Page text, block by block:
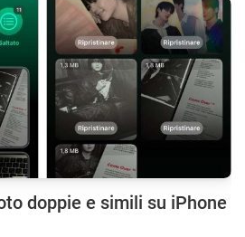
doppie e simili su iPhone